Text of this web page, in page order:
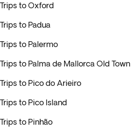
Trips to Oxford
Trips to Padua
Trips to Palermo
Trips to Palma de Mallorca Old Town
Trips to Pico do Arieiro
Trips to Pico Island
Trips to Pinhão